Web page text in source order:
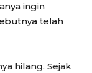
ingin
telah
hilang. Sejak